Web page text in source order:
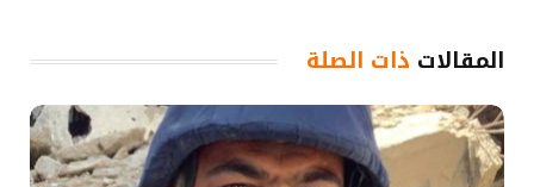
المقالات ذات الصلة